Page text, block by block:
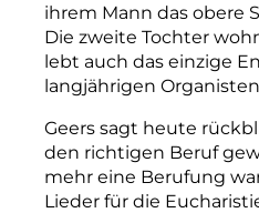
ihrem Mann das obere
Die zweite Tochter
lebt auch das einzige
langjährigen
Geers sagt heute
den richtigen Beruf
mehr eine Berufung
Lieder für die